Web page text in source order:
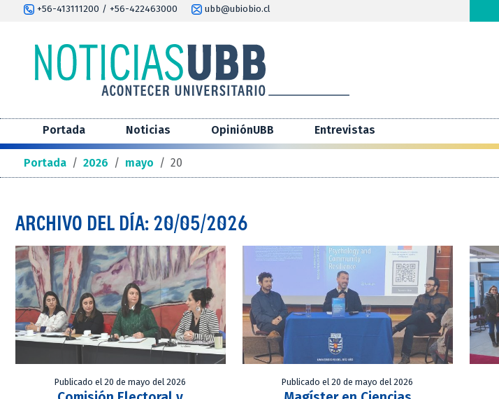
+56-413111200 / +56-422463000 ubb@ubiobio.cl
Portada Noticias OpiniónUBB Entrevistas
Portada / 2026 / mayo / 20
ARCHIVO DEL DÍA: 20/05/2026
Publicado el 20 de mayo del 2026 Publicado el 20 de mayo del 2026